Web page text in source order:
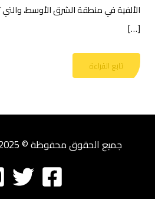
الألفية في منطقة الشرق الأوسط،
[…]
تابع القراءة
جميع الحقوق محفوظة © 2025 محمد صادق أمين